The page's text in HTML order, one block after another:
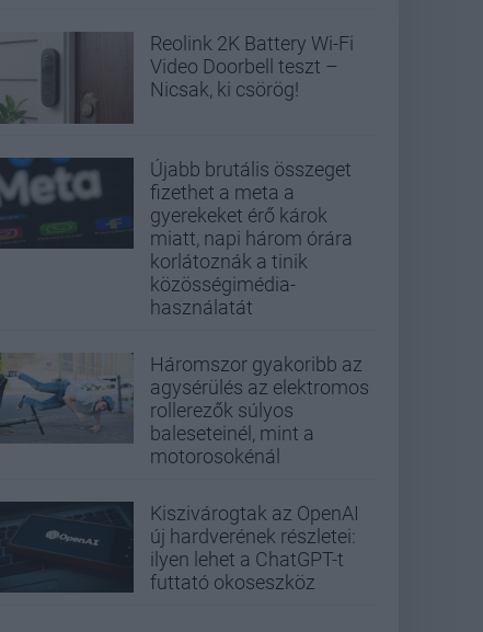
Reolink 2K Battery Wi-Fi
Video Doorbell teszt –
Nicsak, ki csörög!
Újabb brutális összeget
fizethet a meta a
gyerekeket érő károk
miatt, napi három órára
korlátoznák a tinik
közösségimédia-
használatát
Háromszor gyakoribb az
agysérülés az elektromos
rollerezők súlyos
baleseteinél, mint a
motorosokénál
Kiszivárogtak az OpenAI
új hardverének részletei:
ilyen lehet a ChatGPT-t
futtató okoseszköz